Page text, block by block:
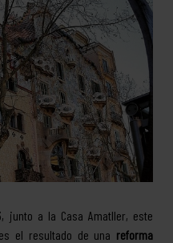
junto a la Casa Amatller, este
el resultado de una reforma